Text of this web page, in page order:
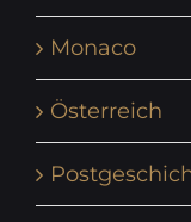
Monaco
Österreich